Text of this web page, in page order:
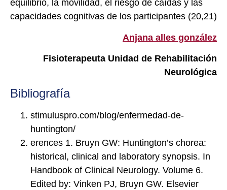
equilibrio, la movilidad, el riesgo de caídas y las
capacidades cognitivas de los participantes (20,21)
Anjana alles gonzález
Fisioterapeuta Unidad de Rehabilitación
Neurológica
Bibliografía
stimuluspro.com/blog/enfermedad-de-
huntington/
erences 1. Bruyn GW: Huntington’s chorea:
historical, clinical and laboratory synopsis. In
Handbook of Clinical Neurology. Volume 6.
Edited by: Vinken PJ, Bruyn GW. Elsevier